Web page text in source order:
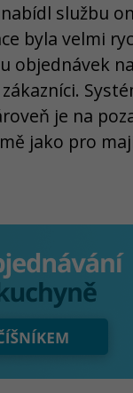
nabídl službu
byla velmi
objednávek
je na
jako pro